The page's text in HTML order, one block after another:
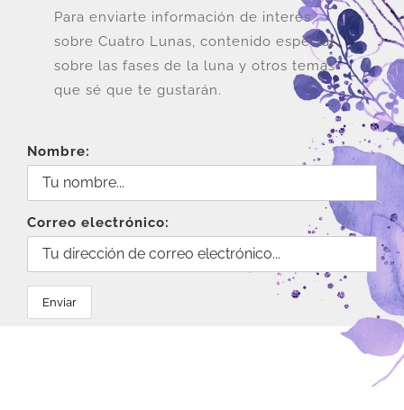
Para enviarte información de interés
sobre Cuatro Lunas, contenido especial
sobre las fases de la luna y otros temas
que sé que te gustarán.
Nombre:
Correo electrónico: